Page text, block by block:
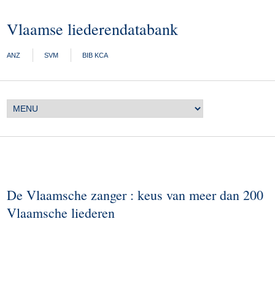
Vlaamse liederendatabank
ANZ SVM BIB KCA
De Vlaamsche zanger : keus van meer dan 200
Vlaamsche liederen